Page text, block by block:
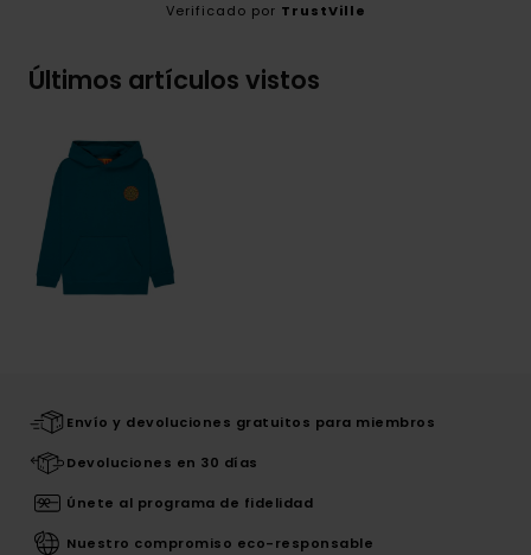
Verificado por TrustVille
Últimos artículos vistos
Envío y devoluciones gratuitos para miembros
Devoluciones en 30 días
Únete al programa de fidelidad
Nuestro compromiso eco-responsable